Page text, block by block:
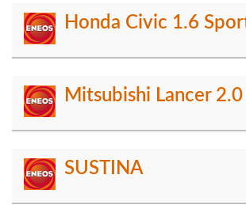
Honda Civic 1.6
Mitsubishi Lancer
SUSTINA